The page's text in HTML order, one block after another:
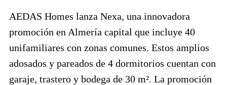
AEDAS Homes lanza Nexa, una innovadora
promoción en Almería capital que incluye 40
unifamiliares con zonas comunes. Estos amplios
adosados y pareados de 4 dormitorios cuentan con
garaje, trastero y bodega de 30 m². La promoción